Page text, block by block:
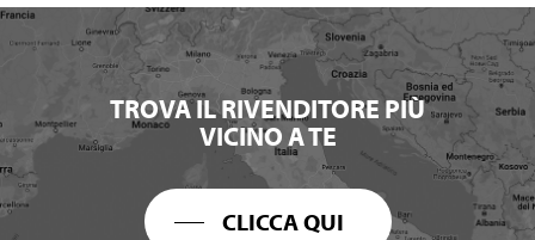
TROVA IL RIVENDITORE PIÙ
VICINO A TE
CLICCA QUI